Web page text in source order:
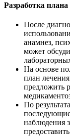
Разработка
После
анамнез,
может
На основе
план
предложить
По
наблюдения